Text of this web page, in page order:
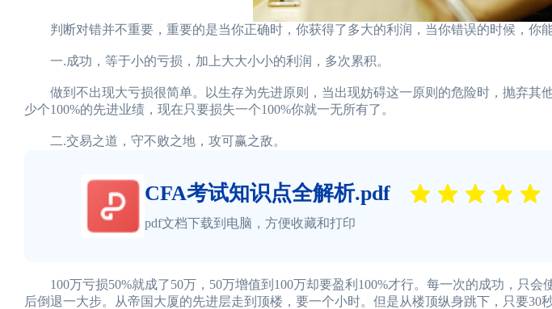
判断对错并不重要，重要的是当你正确时，你获得了多大的利润，当你错误的时候，你能
一.成功，等于小的亏损，加上大大小小的利润，多次累积。
做到不出现大亏损很简单。以生存为先进原则，当出现妨碍这一原则的危险时，抛弃其
少个100%的先进业绩，现在只要损失一个100%你就一无所有了。
二.交易之道，守不败之地，攻可赢之敌。
CFA考试知识点全解析.pdf
pdf文档下载到电脑，方便收藏和打印
100万亏损50%就成了50万，50万增值到100万却要盈利100%才行。每一次的成功，只会
后倒退一大步。从帝国大厦的先进层走到顶楼，要一个小时。但是从楼顶纵身跳下，只要30